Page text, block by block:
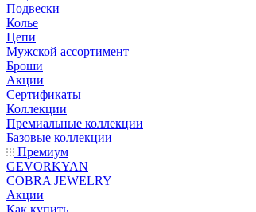
Подвески
Колье
Цепи
Мужской ассортимент
Броши
Акции
Сертификаты
Коллекции
Премиальные коллекции
Базовые коллекции
Премиум
GEVORKYAN
COBRA JEWELRY
Акции
Как купить